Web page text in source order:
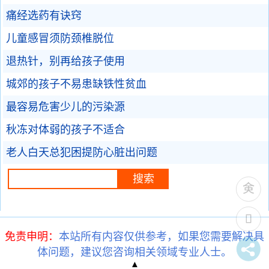
痛经选药有诀窍
儿童感冒须防颈椎脱位
退热针，别再给孩子使用
城郊的孩子不易患缺铁性贫血
最容易危害少儿的污染源
秋冻对体弱的孩子不适合
老人白天总犯困提防心脏出问题
免责申明： 本站所有内容仅供参考，如果您需要解决具
体问题，建议您咨询相关领域专业人士。
▲